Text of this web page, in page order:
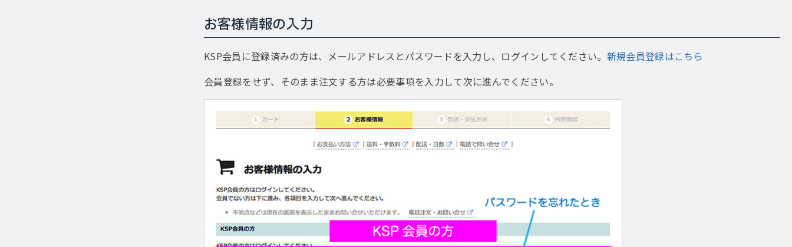
お客様情報の入力
KSP会員に登録済みの方は、メールアドレスとパスワードを入力し、ログインしてください。 新規会員登録はこちら
会員登録をせず、そのまま注文する方は必要事項を入力して次に進んでください。